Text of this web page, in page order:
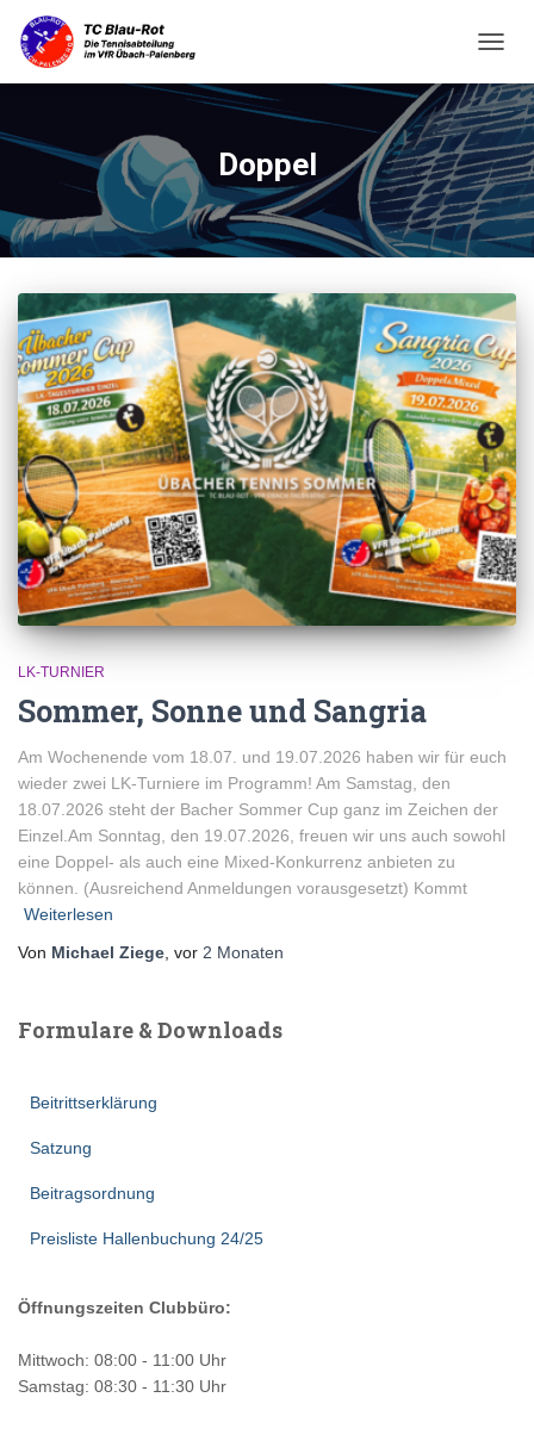
Doppel
LK-TURNIER
Sommer, Sonne und Sangria
Am Wochenende vom 18.07. und 19.07.2026 haben wir für euch
wieder zwei LK-Turniere im Programm! Am Samstag, den
18.07.2026 steht der Bacher Sommer Cup ganz im Zeichen der
Einzel.Am Sonntag, den 19.07.2026, freuen wir uns auch sowohl
eine Doppel- als auch eine Mixed-Konkurrenz anbieten zu
können. (Ausreichend Anmeldungen vorausgesetzt) Kommt
Weiterlesen
Von Michael Ziege , vor 2 Monaten
Formulare & Downloads
Beitrittserklärung
Satzung
Beitragsordnung
Preisliste Hallenbuchung 24/25
Öffnungszeiten Clubbüro:
Mittwoch: 08:00 - 11:00 Uhr
Samstag: 08:30 - 11:30 Uhr